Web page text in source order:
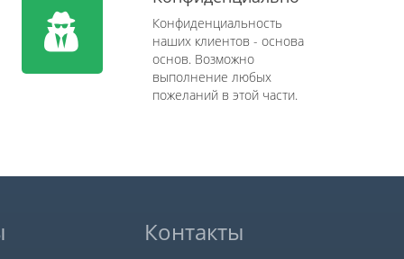
Конфиденциальность
наших клиентов - основа
основ. Возможно
выполнение любых
пожеланий в этой части.
Контакты